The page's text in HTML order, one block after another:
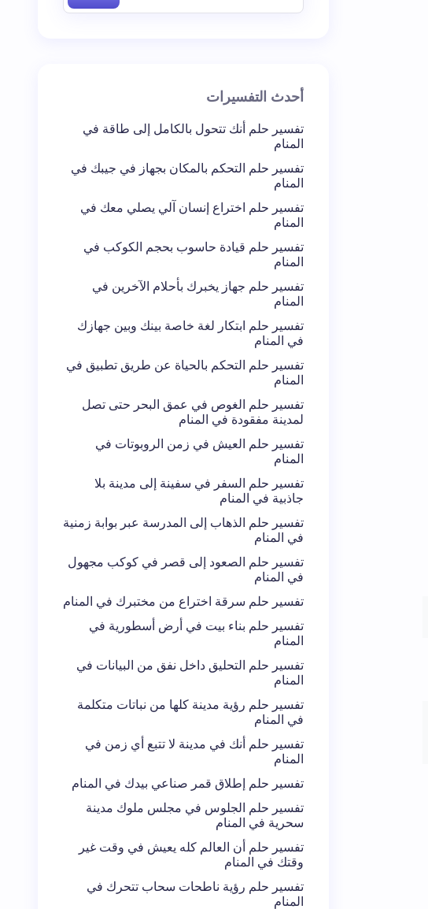
أحدث التفسيرات
تفسير حلم أنك تتحول بالكامل إلى طاقة في
المنام
تفسير حلم التحكم بالمكان بجهاز في جيبك في
المنام
تفسير حلم اختراع إنسان آلي يصلي معك في
المنام
تفسير حلم قيادة حاسوب بحجم الكوكب في
المنام
تفسير حلم جهاز يخبرك بأحلام الآخرين في
المنام
تفسير حلم ابتكار لغة خاصة بينك وبين جهازك
في المنام
تفسير حلم التحكم بالحياة عن طريق تطبيق في
المنام
تفسير حلم الغوص في عمق البحر حتى تصل
لمدينة مفقودة في المنام
تفسير حلم العيش في زمن الروبوتات في
المنام
تفسير حلم السفر في سفينة إلى مدينة بلا
جاذبية في المنام
تفسير حلم الذهاب إلى المدرسة عبر بوابة زمنية
في المنام
تفسير حلم الصعود إلى قصر في كوكب مجهول
في المنام
تفسير حلم سرقة اختراع من مختبرك في المنام
تفسير حلم بناء بيت في أرض أسطورية في
المنام
تفسير حلم التحليق داخل نفق من البيانات في
المنام
تفسير حلم رؤية مدينة كلها من نباتات متكلمة
في المنام
تفسير حلم أنك في مدينة لا تتبع أي زمن في
المنام
تفسير حلم إطلاق قمر صناعي بيدك في المنام
تفسير حلم الجلوس في مجلس ملوك مدينة
سحرية في المنام
تفسير حلم أن العالم كله يعيش في وقت غير
وقتك في المنام
تفسير حلم رؤية ناطحات سحاب تتحرك في
المنام